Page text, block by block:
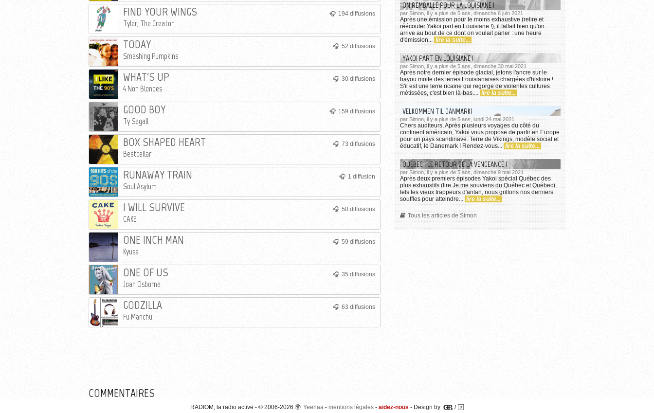
194 diffusions
FIND YOUR WINGS
Tyler, The Creator
52 diffusions
TODAY
Smashing Pumpkins
30 diffusions
WHAT'S UP
4 Non Blondes
159 diffusions
GOOD BOY
Ty Segall
73 diffusions
BOX SHAPED HEART
Bestcellar
1 diffusion
RUNAWAY TRAIN
Soul Asylum
50 diffusions
I WILL SURVIVE
CAKE
59 diffusions
ONE INCH MAN
Kyuss
35 diffusions
ONE OF US
Joan Osborne
63 diffusions
GODZILLA
Fu Manchu
COMMENTAIRES
ON REMBALLE POUR LA LOUISIANE !
par Simon, il y a plus de 5 ans, dimanche 6 juin 2021
Après une émission pour le moins exhaustive (relire et
réécouter Yakoi part en Louisiane !), il fallait bien qu'on
arrive au bout de ce dont on voulait parler : une heure
d'émission... lire la suite...
YAKOI PART EN LOUISIANE !
par Simon, il y a plus de 5 ans, dimanche 30 mai 2021
Après notre dernier épisode glacial, jetons l'ancre sur le
bayou moite des terres Louisianaises chargées d'histoire !
S'il est une terre ricaine qui regorge de violentes cultures
métissées, c'est bien là-bas.... lire la suite...
VELKOMMEN TIL DANMARK!
par Simon, il y a plus de 5 ans, lundi 24 mai 2021
Chers auditeurs, Après plusieurs voyages du côté du
continent américain, Yakoi vous propose de partir en Europe
pour un pays scandinave. Terre de Vikings, modèle social et
éducatif, le Danemark ! Rendez-vous... lire la suite...
QUÉBEC ! LE RETOUR DE LA VENGEANCE !
par Simon, il y a plus de 5 ans, dimanche 9 mai 2021
Après deux premiers épisodes Yakoi spécial Québec des
plus exhaustifs (lire Je me souviens du Québec et Québec),
tels les vieux trappeurs d'antan, nous grillons nos derniers
souffles pour atteindre... lire la suite...
Tous les articles de Simon
RADIOM, la radio active - © 2006-2026 Yeehaa - mentions légales - aidez-nous - Design by /